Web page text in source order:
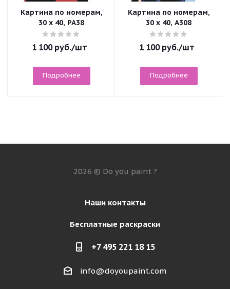
Картина по номерам,
30 x 40, PA38
1 100руб./шт
Подробнее
Картина по номерам,
30 x 40, A308
1 100руб./шт
Подробнее
2026 © Do you paint ?
Наши контакты
Бесплатные раскраски
+7 495 221 18 15
info@doyoupaint.com